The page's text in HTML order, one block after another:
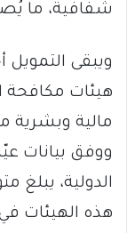
شفافية، ما
ويبقى التمويل
هيئات مكافحة
مالية وبشرية
ووفق بيانات
الدولية، يبلغ